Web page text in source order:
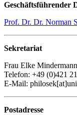
Geschäftsführender
Prof. Dr. Dr. Norman
Sekretariat
Frau Elke Mindermann
Telefon: +49 (0)421
E-Mail:
Postadresse